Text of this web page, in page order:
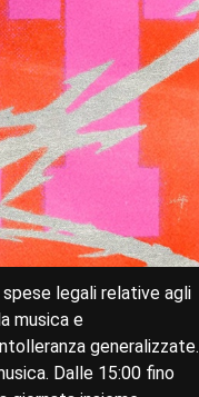
legali relative agli
musica e
generalizzate.
Dalle 15:00 fino